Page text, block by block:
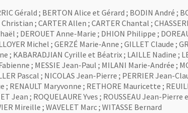
Gérald ; BERTON Alice et Gérard ; BODIN André ;
; CARTER Allen ; CARTER Chantal ;
; DEROUET Anne-Marie ; DHION Philippe ;
Michel ; GERZÉ Marie-Anne ; GILLET Claude ;
KABARADJIAN Cyrille et Béatrix ; LAILLE Nadine ;
; MESSIE Jean-Paul ; MILANI Marie-Andrée ;
Pascal ; NICOLAS Jean-Pierre ; PERRIER Jean-
RENAULT Maryvonne ; RETHORE Mauricette ;
Jean ; ROQUELAURE Yves ; ROUSSEAU Jean-Pierre
Mireille ; WAVELET Marc ; WITASSE Bernard